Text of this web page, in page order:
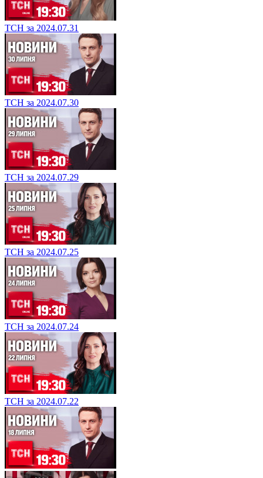
ТСН за 2024.07.31
ТСН за 2024.07.30
ТСН за 2024.07.29
ТСН за 2024.07.25
ТСН за 2024.07.24
ТСН за 2024.07.22